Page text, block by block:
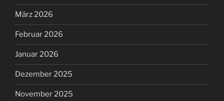
März 2026
Februar 2026
Januar 2026
Dezember 2025
November 2025